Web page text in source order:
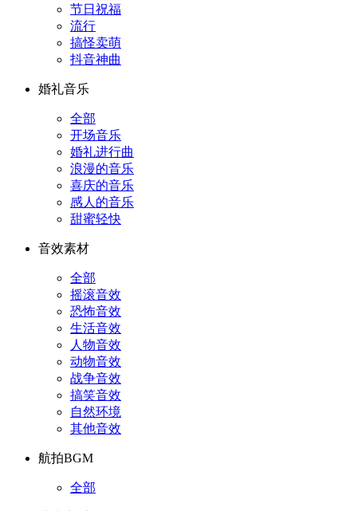
节日祝福
流行
搞怪卖萌
抖音神曲
婚礼音乐
全部
开场音乐
婚礼进行曲
浪漫的音乐
喜庆的音乐
感人的音乐
甜蜜轻快
音效素材
全部
摇滚音效
恐怖音效
生活音效
人物音效
动物音效
战争音效
搞笑音效
自然环境
其他音效
航拍BGM
全部